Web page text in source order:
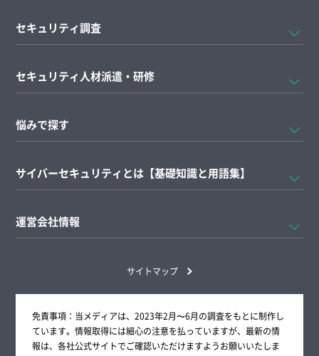
セキュリティ調査
セキュリティ人材派遣・研修
悩みで探す
サイバーセキュリティとは【基礎知識と用語集】
運営会社情報
サイトマップ
免責事項：当メディアは、2023年2月〜6月の調査をもとに制作し
ています。情報取得には細心の注意を払っていますが、最新の情
報は、各社公式サイトでご確認いただけますようお願いいたしま